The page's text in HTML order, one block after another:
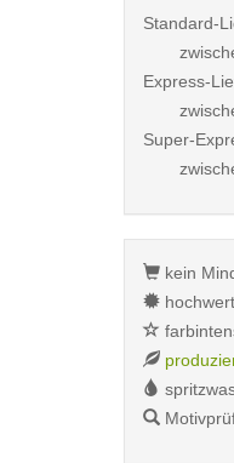
Standard-
Express-
Super-
kein